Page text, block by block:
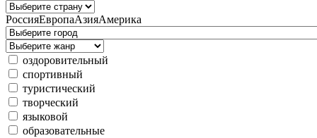
РоссияЕвропаАзияАмерика
оздоровительный
спортивный
туристический
творческий
языковой
образовательные